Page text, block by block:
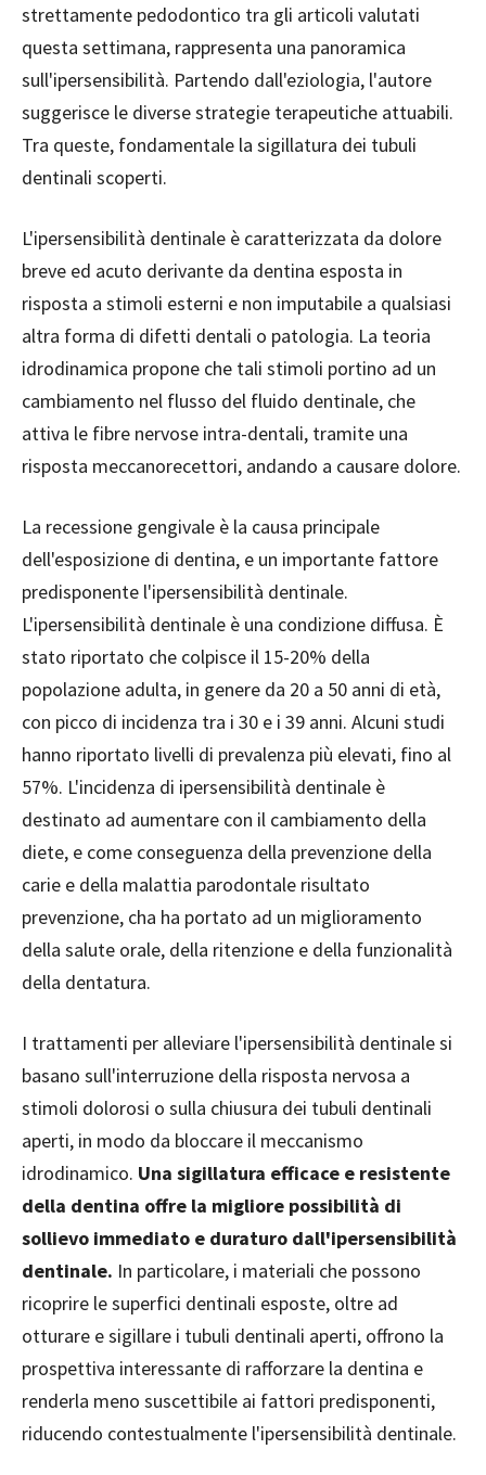
strettamente pedodontico tra gli articoli valutati
questa settimana, rappresenta una panoramica
sull'ipersensibilità. Partendo dall'eziologia, l'autore
suggerisce le diverse strategie terapeutiche attuabili.
Tra queste, fondamentale la sigillatura dei tubuli
dentinali scoperti.
L'ipersensibilità dentinale è caratterizzata da dolore
breve ed acuto derivante da dentina esposta in
risposta a stimoli esterni e non imputabile a qualsiasi
altra forma di difetti dentali o patologia. La teoria
idrodinamica propone che tali stimoli portino ad un
cambiamento nel flusso del fluido dentinale, che
attiva le fibre nervose intra-dentali, tramite una
risposta meccanorecettori, andando a causare dolore.
La recessione gengivale è la causa principale
dell'esposizione di dentina, e un importante fattore
predisponente l'ipersensibilità dentinale.
L'ipersensibilità dentinale è una condizione diffusa. È
stato riportato che colpisce il 15-20% della
popolazione adulta, in genere da 20 a 50 anni di età,
con picco di incidenza tra i 30 e i 39 anni. Alcuni studi
hanno riportato livelli di prevalenza più elevati, fino al
57%. L'incidenza di ipersensibilità dentinale è
destinato ad aumentare con il cambiamento della
diete, e come conseguenza della prevenzione della
carie e della malattia parodontale risultato
prevenzione, cha ha portato ad un miglioramento
della salute orale, della ritenzione e della funzionalità
della dentatura.
I trattamenti per alleviare l'ipersensibilità dentinale si
basano sull'interruzione della risposta nervosa a
stimoli dolorosi o sulla chiusura dei tubuli dentinali
aperti, in modo da bloccare il meccanismo
idrodinamico. Una sigillatura efficace e resistente
della dentina offre la migliore possibilità di
sollievo immediato e duraturo dall'ipersensibilità
dentinale. In particolare, i materiali che possono
ricoprire le superfici dentinali esposte, oltre ad
otturare e sigillare i tubuli dentinali aperti, offrono la
prospettiva interessante di rafforzare la dentina e
renderla meno suscettibile ai fattori predisponenti,
riducendo contestualmente l'ipersensibilità dentinale.